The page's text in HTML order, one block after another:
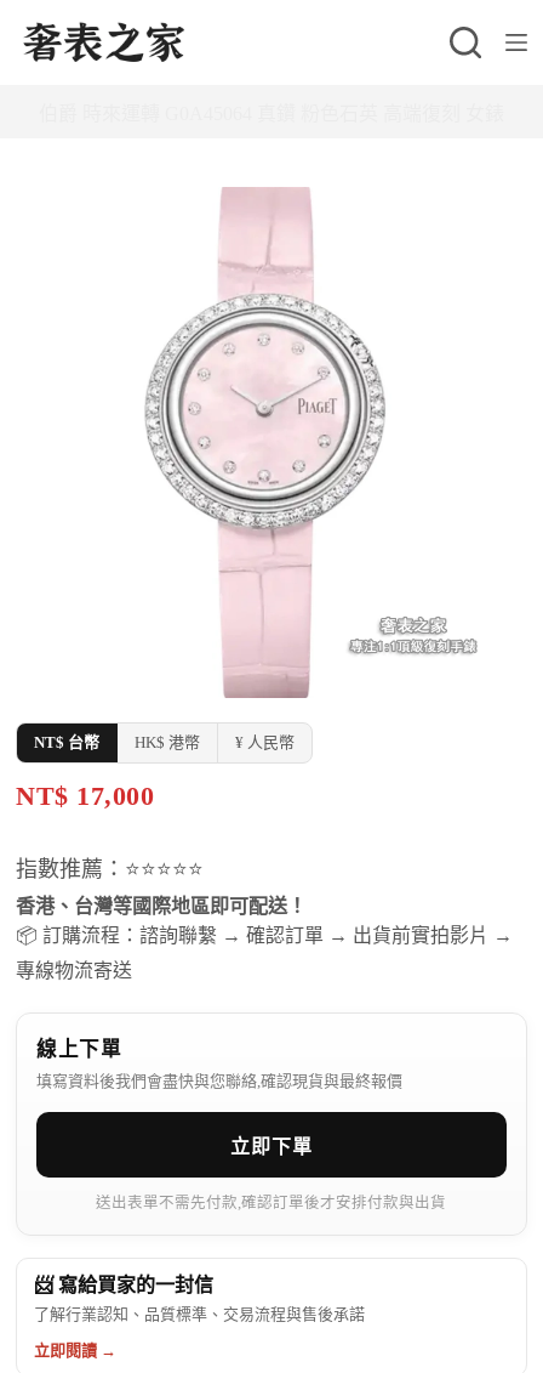
跳
至
NT$ 台幣 HK$ 港幣 ¥ 人民幣
NT$ 17,000
指數推薦：⭐⭐⭐⭐⭐
香港、台灣等國際地區即可配送！
📦 訂購流程：諮詢聯繫 → 確認訂單 → 出貨前實拍影片 →
專線物流寄送
線上下單
填寫資料後我們會盡快與您聯絡,確認現貨與最終報價
立即下單
送出表單不需先付款,確認訂單後才安排付款與出貨
📨 寫給買家的一封信
了解行業認知、品質標準、交易流程與售後承諾
立即閱讀 →